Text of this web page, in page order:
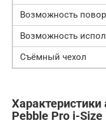
Возможность
Возможность
Съёмный чехол
Pebble Pro i-